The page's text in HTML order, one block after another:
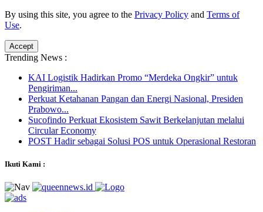
By using this site, you agree to the Privacy Policy and Terms of
Use.
Accept
Trending News :
KAI Logistik Hadirkan Promo “Merdeka Ongkir” untuk
Pengiriman...
Perkuat Ketahanan Pangan dan Energi Nasional, Presiden
Prabowo...
Sucofindo Perkuat Ekosistem Sawit Berkelanjutan melalui
Circular Economy
POST Hadir sebagai Solusi POS untuk Operasional Restoran
Ikuti Kami :